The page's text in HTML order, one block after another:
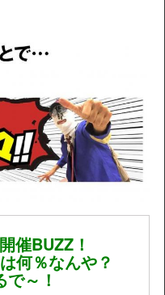
催BUZZ！
何％なんや？
で～！